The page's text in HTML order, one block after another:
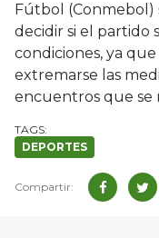
Fútbol (Conmebol)
decidir si el partido
condiciones, ya
extremarse las
encuentros que se
DEPORTES